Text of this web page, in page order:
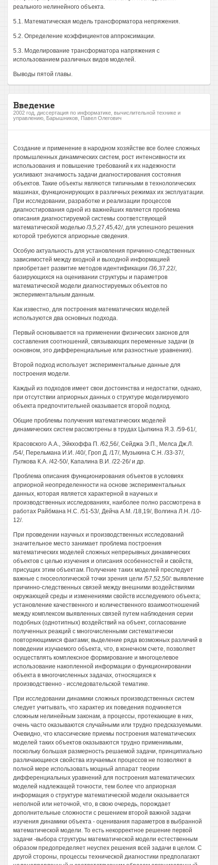
реального нелинейного объекта.
5.1. Математическая модель трансформатора непряжения.
5.2. Определение коэффициентов аппроксимации.
5.3. Моделирование трансформатора напряжения с
использованием различных видов моделей.
Выводы пятой главы.
Введение
2002 год, диссертация по информатике, вычислительной технике и
управлению, Барышников, Павел Олегович
Создание и применение в народном хозяйстве все более сложных
промышленных динамических систем, рост интенсивности их
использования и повышение требований к их надежности
усиливают значимость задачи диагностирования состояния
объектов. Такие объекты являются типичными в технологических
машинах, функционирующих в различных режимах их эксплуатации.
При исследовании, разработке и реализации процессов
диагностирования одной из важнейших является проблема
описания диагностируемой системы соответствующей
математической моделью /3,5,27,45,42/, для успешного решения
которой требуются априорные сведения.
Особую актуальность для установления причинно-следственных
зависимостей между входной и выходной информацией
приобретает развитие методов идентификации /36,37,22/,
базирующихся на оценивании структуры и параметров
математической модели диагностируемых объектов по
экспериментальным данным.
Как известно, для построения математических моделей
используются два основных подхода.
Первый основывается на применении физических законов для
составления соотношений, связывающих переменные задачи (в
основном, это дифференциальные или разностные уравнения).
Второй подход использует экспериментальные данные для
построения модели.
Каждый из подходов имеет свои достоинства и недостатки, однако,
при отсутствии априорных данных о структуре моделируемого
объекта предпочтительней оказывается второй подход.
Общие проблемы получения математических моделей
динамических систем рассмотрены в трудах Цыпкина Я.З. /59-61/,
Красовского A.A., Эйкхоффа П. /62,56/, Сейджа Э.П., Мелса Дж.Л.
/54/, Перельмана И.И. /40/, Гроп Д. /17/, Музыкина С.Н. /33-37/,
Пулкова К.А. /42-50/, Капалина В.И. /22-26/ и др.
Проблема описания функционирования объектов в условиях
априорной неопределенности на основе экспериментальных
данных, которая является характерной в научных и
производственных исследованиях, наиболее полно рассмотрена в
работах Райбмана Н.С. /51-53/, Дейча A.M. /18,19/, Волгина Л.Н. /10-
12/.
При проведении научных и производственных исследований
значительное место занимает проблема построения
математических моделей сложных непрерывных динамических
объектов с целью изучения и описания особенностей и свойств,
присущих этим объектам. Получение таких моделей преследует
важные с гносеологической точки зрения цели /57,52,50/: выявление
причинно-следственных связей между внешними воздействиями
окружающей среды и изменениями свойств исследуемого объекта;
установление качественного и количественного взаимоотношений
между комплексом выявленных связей путем наблюдения серии
подобных (однотипных) воздействий на объект, согласование
полученных реакций с многочисленными систематически
повторяющимися фактами; выделение ряда возможных различий в
поведении изучаемого объекта, что, в конечном счете, позволяет
осуществлять комплексное формирование и многоцелевое
использование накопленной информации о функционировании
объекта в многочисленных задачах, относящихся к
производственно - исследовательской тематике.
При исследовании динамики сложных производственных систем
следует учитывать, что характер их поведения подчиняется
сложным нелинейным законам, а процессы, протекающие в них,
очень часто оказываются случайными или трудно предсказуемыми.
Очевидно, что классические приемы построения математических
моделей таких объектов оказываются трудно применимыми,
поскольку большая размерность решаемой задачи, принципиально
различающиеся свойства изучаемых процессов не позволяют в
полной мере использовать мощный аппарат теории
дифференциальных уравнений для построения математических
моделей надлежащей точности, тем более что априорная
информация о структуре математической модели оказывается
неполной или неточной, что, в свою очередь, порождает
дополнительные сложности с решением второй важной задачи
изучения динамики объекта - оценивания параметров в выбранной
математической модели. То есть некорректное решение первой
задачи -выбора структуры математической модели естественным
образом предопределяет неуспех решения всей задачи в целом. С
другой стороны, процессы технической диагностики предполагают